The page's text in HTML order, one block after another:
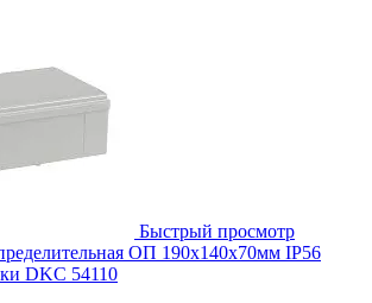
Быстрый просмотр
ОП 190х140х70мм IP56
DKC 54110